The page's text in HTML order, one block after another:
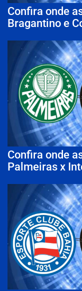
Confira onde
Bragantino e
Confira onde
Palmeiras x